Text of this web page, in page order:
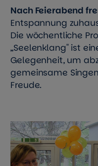
Nach Feierabend
Entspannung
Die wöchentliche
„Seelenklang" ist
Gelegenheit, um
gemeinsame
Freude.